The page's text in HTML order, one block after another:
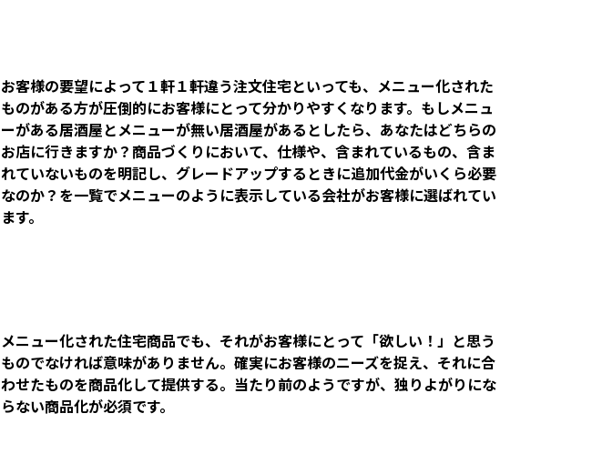
お客様の要望によって１軒１軒違う注文住宅といっても、メニュー化された
ものがある方が圧倒的にお客様にとって分かりやすくなります。もしメニュ
ーがある居酒屋とメニューが無い居酒屋があるとしたら、あなたはどちらの
お店に行きますか？商品づくりにおいて、仕様や、含まれているもの、含ま
れていないものを明記し、グレードアップするときに追加代金がいくら必要
なのか？を一覧でメニューのように表示している会社がお客様に選ばれてい
ます。
メニュー化された住宅商品でも、それがお客様にとって「欲しい！」と思う
ものでなければ意味がありません。確実にお客様のニーズを捉え、それに合
わせたものを商品化して提供する。当たり前のようですが、独りよがりにな
らない商品化が必須です。